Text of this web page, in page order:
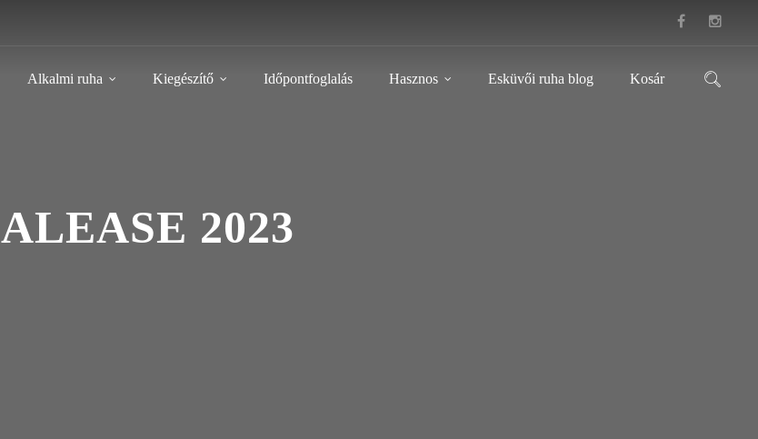
Alkalmi ruha Kiegészítő Időpontfoglalás Hasznos Esküvői ruha blog Kosár
ALEASE 2023